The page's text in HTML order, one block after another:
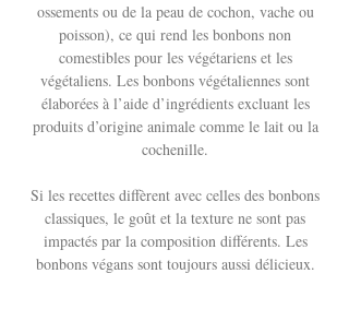
ossements ou de la peau de cochon, vache ou
poisson), ce qui rend les bonbons non
comestibles pour les végétariens et les
végétaliens. Les bonbons végétaliennes sont
élaborées à l’aide d’ingrédients excluant les
produits d’origine animale comme le lait ou la
cochenille.
Si les recettes diffèrent avec celles des bonbons
classiques, le goût et la texture ne sont pas
impactés par la composition différents. Les
bonbons végans sont toujours aussi délicieux.